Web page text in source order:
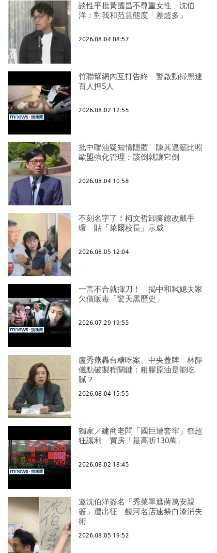
談性平批黃國昌不尊重女性 沈伯
洋：對我和范雲態度「差超多」
2026.08.04 08:57
竹聯幫網內互打告終 警啟動掃黑逮
百人押5人
2026.08.02 12:55
批中聯油疑知情隱匿 陳其邁籲比照
歐盟強化管理：該倒就讓它倒
2026.08.04 10:58
不刻名字了！柯文哲卸腳鐐改戴手
環 貼「萊爾校長」示威
2026.08.05 12:04
一言不合就揮刀！ 揭中和弒媳夫家
欠債販毒「驚天黑歷史」
2026.07.29 19:55
盧秀燕轟台糖吃案、中央蓋牌 林靜
儀點破製程關鍵：粗膠原油是能吃
膩？
2026.08.04 15:55
獨家／建商老闆「國巨遭套牢」祭超
狂讓利 買房「最高折130萬」
2026.08.02 18:45
邀沈伯洋簽名「秀菜單遮蔣萬安親
簽」遭出征 饒河名店速祭白漆消失
術
2026.08.05 19:52